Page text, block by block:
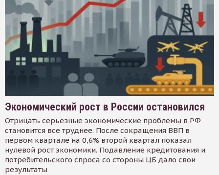
Экономический рост в России остановился
Отрицать серьезные экономические проблемы в РФ
становится все труднее. После сокращения ВВП в
первом квартале на 0,6% второй квартал показал
нулевой рост экономики. Подавление кредитования и
потребительского спроса со стороны ЦБ дало свои
результаты